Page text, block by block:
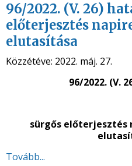
96/2022. (V. 26)
előterjesztés
elutasítása
Közzétéve: 2022. máj. 27.
96/2022. (V.
sürgős előterjesztés
Tovább...